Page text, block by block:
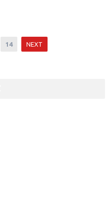
14 NEXT